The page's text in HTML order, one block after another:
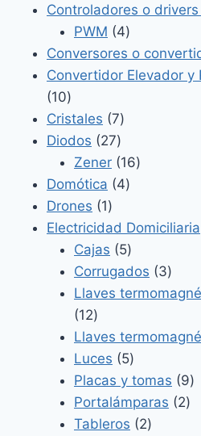
Controladores o
PWM 44
productos
Conversores o
Convertidor Elevador y
1010
productos
Cristales 77
productos
Diodos 2727
productos
Zener 1616
Domótica 44
Drones 11
producto
Electricidad Domiciliaria
Cajas 55
productos
Corrugados 33
Llaves
1212
productos
Llaves
Luces 55
productos
Placas y tomas 99
Portalámparas 22
Tableros 22